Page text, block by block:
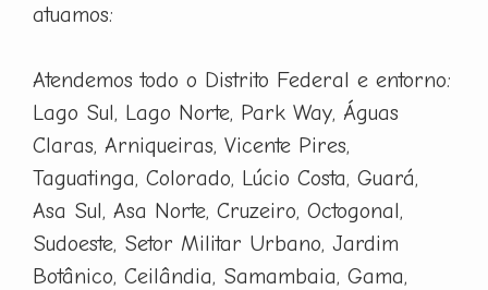
atuamos:
Atendemos todo o Distrito Federal e entorno:
Lago Sul, Lago Norte, Park Way, Águas
Claras, Arniqueiras, Vicente Pires,
Taguatinga, Colorado, Lúcio Costa, Guará,
Asa Sul, Asa Norte, Cruzeiro, Octogonal,
Sudoeste, Setor Militar Urbano, Jardim
Botânico, Ceilândia, Samambaia, Gama,